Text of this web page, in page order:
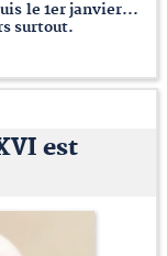
le 1er janvier...
surtout.
est